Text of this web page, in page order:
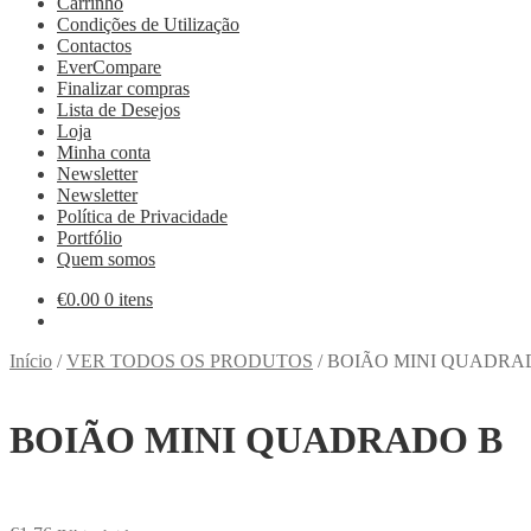
Condições de Utilização
Contactos
EverCompare
Finalizar compras
Lista de Desejos
Loja
Minha conta
Newsletter
Newsletter
Política de Privacidade
Portfólio
Quem somos
€0.00 0 itens
Início /VER TODOS OS PRODUTOS /BOIÃO MINI
BOIÃO MINI QUADRADO B